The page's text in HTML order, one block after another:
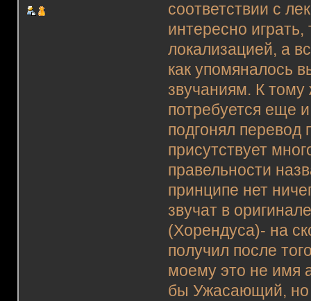
соответствии с
интересно
локализацией, а
как упомяналось
звучаниям. К тому
потребуется еще
подгонял перевод
присутствует
правельности
принципе нет
звучат в
(Хорендуса)- на
получил после
моему это не имя
бы Ужасающий, но